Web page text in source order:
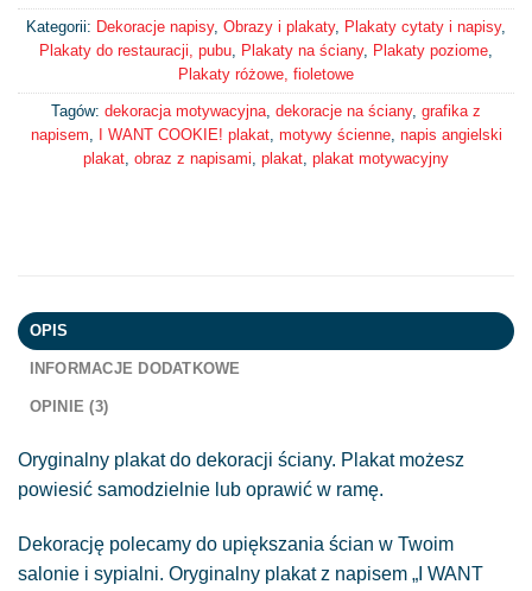
Kategorii: Dekoracje napisy, Obrazy i plakaty, Plakaty cytaty i napisy,
Plakaty do restauracji, pubu
Plakaty na ściany, Plakaty poziome
Plakaty różowe, fioletowe
Tagów: dekoracja motywacyjna dekoracje na ściany, grafika z
napisem
I WANT COOKIE! plakat, motywy ścienne, napis angielski
plakat obraz z napisami plakat plakat motywacyjny
OPIS
INFORMACJE DODATKOWE
OPINIE (3)
Oryginalny plakat do dekoracji ściany. Plakat możesz
powiesić samodzielnie lub oprawić w ramę.
Dekorację polecamy do upiększania ścian w Twoim
salonie i sypialni. Oryginalny plakat z napisem „I WANT